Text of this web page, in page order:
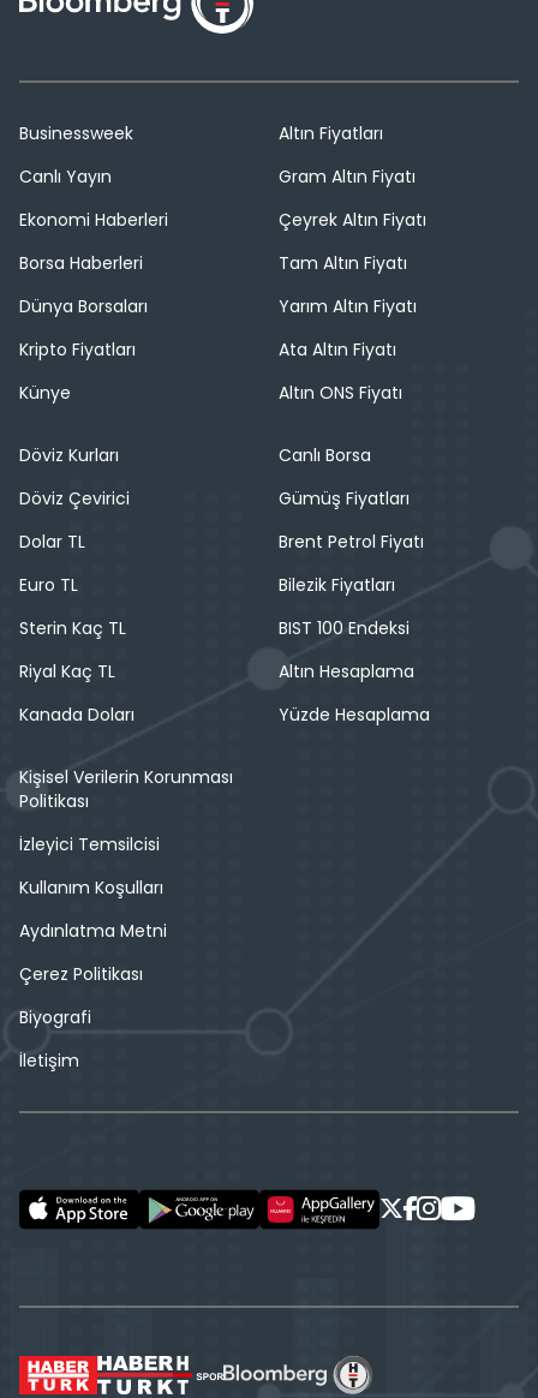
Businessweek
Canlı Yayın
Ekonomi Haberleri
Borsa Haberleri
Dünya Borsaları
Kripto Fiyatları
Künye
Altın Fiyatları
Gram Altın Fiyatı
Çeyrek Altın Fiyatı
Tam Altın Fiyatı
Yarım Altın Fiyatı
Ata Altın Fiyatı
Altın ONS Fiyatı
Döviz Kurları
Döviz Çevirici
Dolar TL
Euro TL
Sterin Kaç TL
Riyal Kaç TL
Kanada Doları
Canlı Borsa
Gümüş Fiyatları
Brent Petrol Fiyatı
Bilezik Fiyatları
BIST 100 Endeksi
Altın Hesaplama
Yüzde Hesaplama
Kişisel Verilerin Korunması
Politikası
İzleyici Temsilcisi
Kullanım Koşulları
Aydınlatma Metni
Çerez Politikası
Biyografi
İletişim